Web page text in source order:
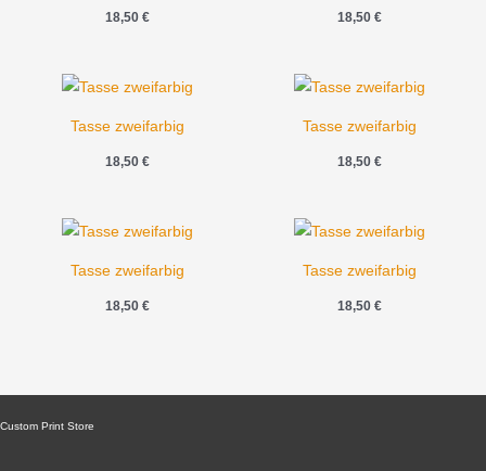
18,50 € 18,50 €
Tasse zweifarbig
18,50 €
Tasse zweifarbig
18,50 €
Tasse zweifarbig
18,50 €
Tasse zweifarbig
18,50 €
Custom Print Store